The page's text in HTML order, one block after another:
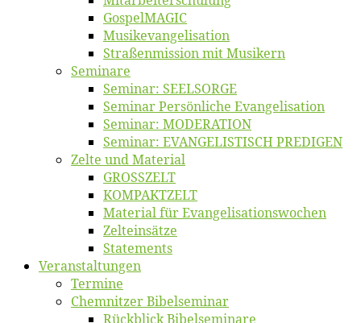
Gos­pel­MA­GIC
Musikevan­ge­li­sa­tion
Straßenmis­sion mit Musikern
Se­mi­na­re
Se­mi­nar: SEELSORGE
Se­mi­nar Per­sön­li­che Evangelisation
Se­mi­nar: MODERATION
Se­mi­nar: EVANGELISTISCH PREDIGEN
Zel­te und Material
GROSSZELT
KOMPAKTZELT
Ma­te­ri­al für Evangelisationswochen
Zelt­ein­sät­ze
State­ments
Ver­an­stal­tun­gen
Ter­mi­ne
Chemnit­zer Bibelseminar
Rück­blick Bibelseminare